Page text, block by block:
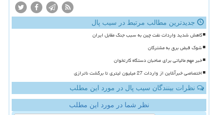
جدیدترین مطالب مرتبط در سیب پال
کاهش شدید واردات نفت چین به سبب جنگ مقابل ایران
شوک قبض برق به مشترکان
خبر مهم مالیاتی برای صاحبان دستگاه کارتخوان
اختصاصی خبرآنلاین از واردات 27 میلیون لیتری تا برگشت ناترازی
نظرات بینندگان سیب پال در مورد این مطلب
نظر شما در مورد این مطلب